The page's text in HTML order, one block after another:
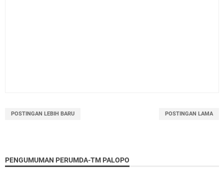
POSTINGAN LEBIH BARU POSTINGAN LAMA
PENGUMUMAN PERUMDA-TM PALOPO